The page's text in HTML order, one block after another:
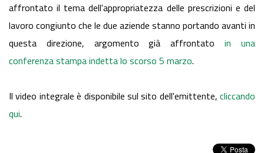
affrontato il tema dell'appropriatezza delle prescrizioni e del
lavoro congiunto che le due aziende stanno portando avanti in
questa direzione, argomento già affrontatoin una
conferenza stampa indetta lo scorso 5 marzo.
Il video integrale è disponibile sul sito dell'emittente, cliccando
qui.